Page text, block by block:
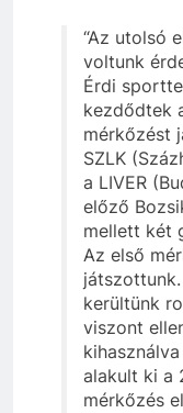
“Az utolsó
voltunk
Érdi
kezdődtek
mérkőzést
SZLK
a LIVER
előző
mellett két
Az első
kerültünk
viszont
alakult ki a
mérkőzés